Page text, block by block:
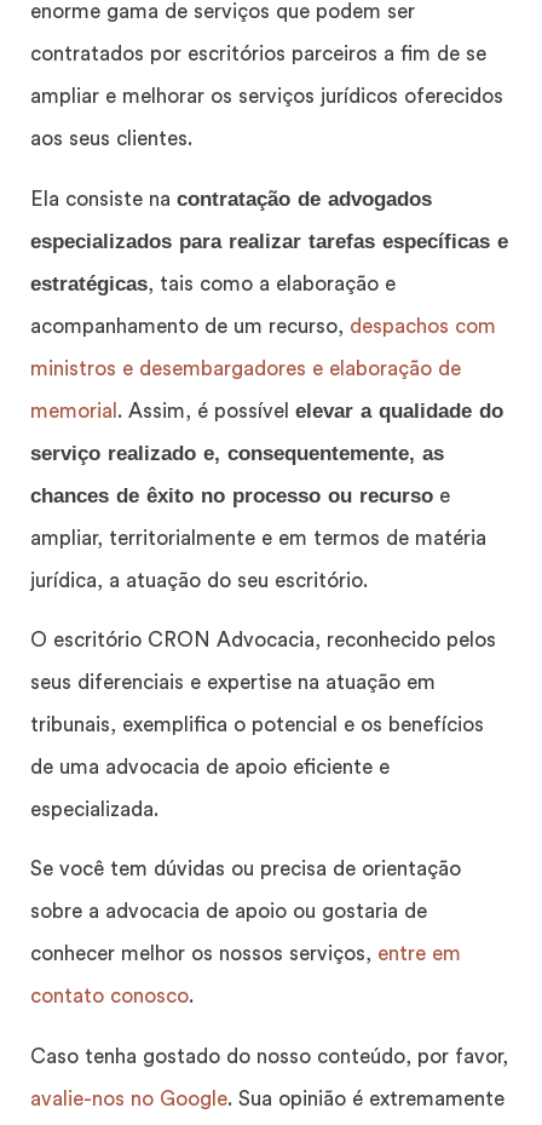
enorme gama de serviços que podem ser
contratados por escritórios parceiros a fim de se
ampliar e melhorar os serviços jurídicos oferecidos
aos seus clientes.
Ela consiste na contratação de advogados
especializados para realizar tarefas específicas e
estratégicas, tais como a elaboração e
acompanhamento de um recurso, despachos com
ministros e desembargadores e elaboração de
memorial . Assim, é possível elevar a qualidade do
serviço realizado e, consequentemente, as
chances de êxito no processo ou recurso e
ampliar, territorialmente e em termos de matéria
jurídica, a atuação do seu escritório.
O escritório CRON Advocacia, reconhecido pelos
seus diferenciais e expertise na atuação em
tribunais, exemplifica o potencial e os benefícios
de uma advocacia de apoio eficiente e
especializada.
Se você tem dúvidas ou precisa de orientação
sobre a advocacia de apoio ou gostaria de
conhecer melhor os nossos serviços, entre em
contato conosco.
Caso tenha gostado do nosso conteúdo, por favor,
avalie-nos no Google. Sua opinião é extremamente